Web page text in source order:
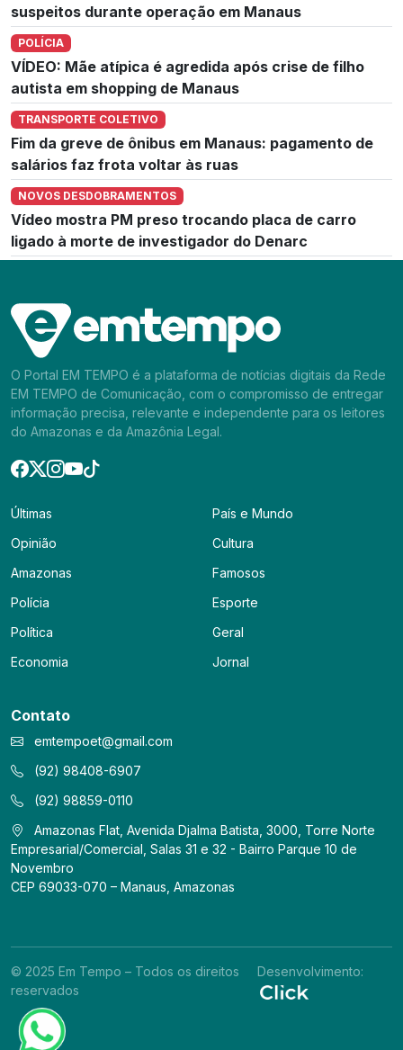
suspeitos durante operação em Manaus
POLÍCIA
VÍDEO: Mãe atípica é agredida após crise de filho
autista em shopping de Manaus
TRANSPORTE COLETIVO
Fim da greve de ônibus em Manaus: pagamento de
salários faz frota voltar às ruas
NOVOS DESDOBRAMENTOS
Vídeo mostra PM preso trocando placa de carro
ligado à morte de investigador do Denarc
O Portal EM TEMPO é a plataforma de notícias digitais da Rede
EM TEMPO de Comunicação, com o compromisso de entregar
informação precisa, relevante e independente para os leitores
do Amazonas e da Amazônia Legal.
Últimas
Opinião
Amazonas
Polícia
Política
Economia
País e Mundo
Cultura
Famosos
Esporte
Geral
Jornal
Contato
emtempoet@gmail.com
(92) 98408-6907
(92) 98859-0110
Amazonas Flat, Avenida Djalma Batista, 3000, Torre Norte
Empresarial/Comercial, Salas 31 e 32 - Bairro Parque 10 de
Novembro
CEP 69033-070 – Manaus, Amazonas
© 2025 Em Tempo – Todos os direitos
reservados
Desenvolvimento: